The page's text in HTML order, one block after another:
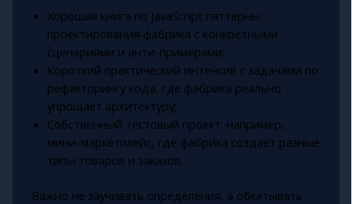
Хорошая книга по JavaScript паттерны
проектирования фабрика с конкретными
сценариями и анти-примерами;
Короткий практический интенсив с задачами по
рефакторингу кода, где фабрика реально
упрощает архитектуру;
Собственный тестовый проект: например,
мини-маркетплейс, где фабрика создаёт разные
типы товаров и заказов.
Важно не заучивать определения, а обкатывать